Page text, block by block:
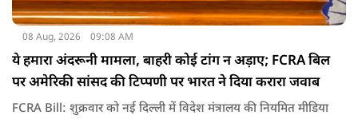
08 Aug, 2026 09:08 AM
ये हमारा अंदरूनी मामला, बाहरी कोई टांग न अड़ाए; FCRA बिल
पर अमेरिकी सांसद की टिप्पणी पर भारत ने दिया करारा जवाब
FCRA Bill: शुक्रवार को नई दिल्ली में विदेश मंत्रालय की नियमित मीडिया